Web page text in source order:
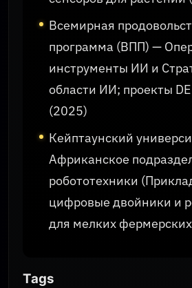
Всемирная
программа (ВПП) —
инструменты ИИ и
области ИИ; проекты
(2025)
Кейптаунский
Африканское
робототехники
цифровые двойники и
для мелких
Tags